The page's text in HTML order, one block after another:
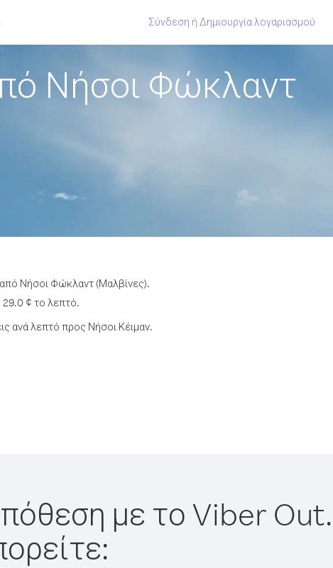
Σύνδεση ή Δημιουργία λογαριασμού
Νήσοι Φώκλαντ
Νήσοι Φώκλαντ (Μαλβίνες).
29.0 ¢ το λεπτό.
ανά λεπτό προς Νήσοι Κέιμαν.
με το Viber Out.